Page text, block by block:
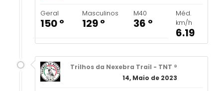
Geral
150 º
Masculinos
129 º
M40
36 º
Méd.
km/h
6.19
Trilhos da Nexebra Trail - TNT ®
14, Maio de 2023